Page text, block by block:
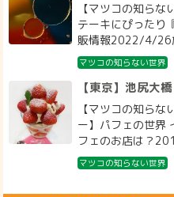
【マツコの知ら
テーキにぴったり
販情報2022/4/26
マツコの知らない世界
【東京】池尻大
【マツコの知ら
ー】パフェの世界
フェのお店は？
マツコの知らない世界